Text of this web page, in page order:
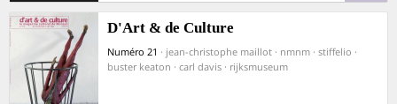
D'Art & de Culture
Numéro 21 · jean-christophe maillot · nmnm · stiffelio ·
buster keaton · carl davis · rijksmuseum